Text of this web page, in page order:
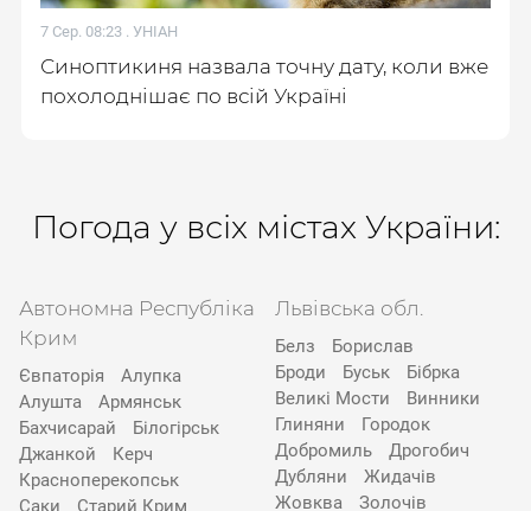
7 Сер. 08:23 . УНІАН
Синоптикиня назвала точну дату, коли вже
похолоднішає по всій Україні
Погода у всіх містах України:
Автономна Республіка
Крим
Євпаторія
Алупка
Алушта
Армянськ
Бахчисарай
Білогірськ
Джанкой
Керч
Красноперекопськ
Саки
Старий Крим
Львівська обл.
Белз
Борислав
Броди
Буськ
Бібрка
Великі Мости
Винники
Глиняни
Городок
Добромиль
Дрогобич
Дубляни
Жидачів
Жовква
Золочів